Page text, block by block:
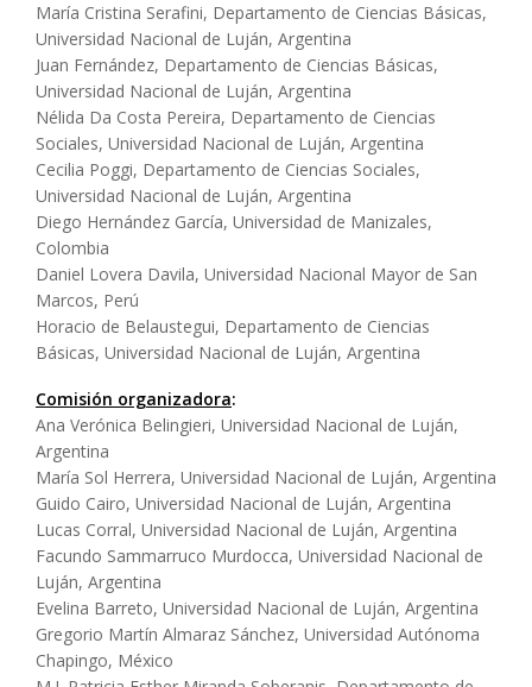
María Cristina Serafini, Departamento de Ciencias Básicas,
Universidad Nacional de Luján, Argentina
Juan Fernández, Departamento de Ciencias Básicas,
Universidad Nacional de Luján, Argentina
Nélida Da Costa Pereira, Departamento de Ciencias
Sociales, Universidad Nacional de Luján, Argentina
Cecilia Poggi, Departamento de Ciencias Sociales,
Universidad Nacional de Luján, Argentina
Diego Hernández García, Universidad de Manizales,
Colombia
Daniel Lovera Davila, Universidad Nacional Mayor de San
Marcos, Perú
Horacio de Belaustegui, Departamento de Ciencias
Básicas, Universidad Nacional de Luján, Argentina
Comisión organizadora:
Ana Verónica Belingieri, Universidad Nacional de Luján,
Argentina
María Sol Herrera, Universidad Nacional de Luján, Argentina
Guido Cairo, Universidad Nacional de Luján, Argentina
Lucas Corral, Universidad Nacional de Luján, Argentina
Facundo Sammarruco Murdocca, Universidad Nacional de
Luján, Argentina
Evelina Barreto, Universidad Nacional de Luján, Argentina
Gregorio Martín Almaraz Sánchez, Universidad Autónoma
Chapingo, México